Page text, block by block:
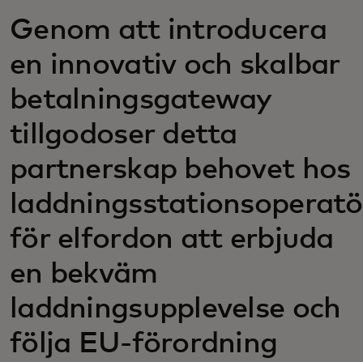
Genom att introducera
en innovativ och skalbar
betalningsgateway
tillgodoser detta
partnerskap behovet hos
för elfordon att erbjuda
en bekväm
laddningsupplevelse och
följa EU-förordning